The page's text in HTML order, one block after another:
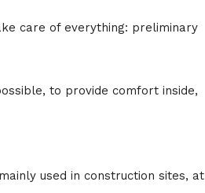
care of everything: preliminary
to provide comfort inside,
used in construction sites, at